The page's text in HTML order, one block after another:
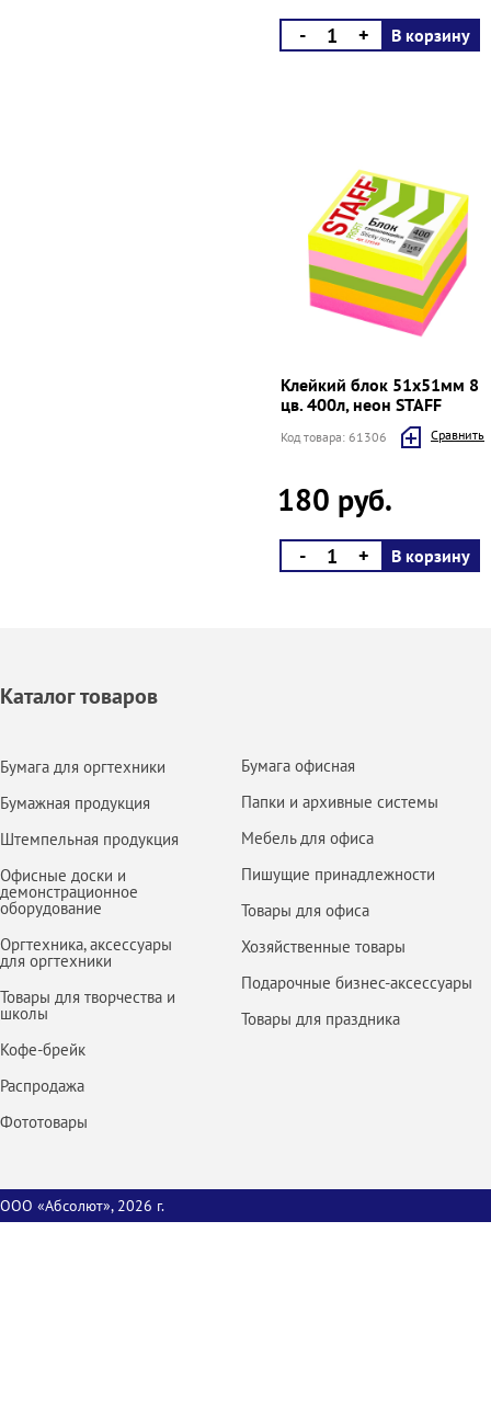
- + В корзину
Клейкий блок 51х51мм 8
цв. 400л, неон STAFF
Код товара: 61306 Cравнить
180 руб.
- + В корзину
Каталог товаров
Бумага для оргтехники
Бумажная продукция
Штемпельная продукция
Офисные доски и
демонстрационное
оборудование
Оргтехника, аксессуары
для оргтехники
Товары для творчества и
школы
Кофе-брейк
Распродажа
Фототовары
Бумага офисная
Папки и архивные системы
Мебель для офиса
Пишущие принадлежности
Товары для офиса
Хозяйственные товары
Подарочные бизнес-аксессуары
Товары для праздника
ООО «Абсолют», 2026 г.